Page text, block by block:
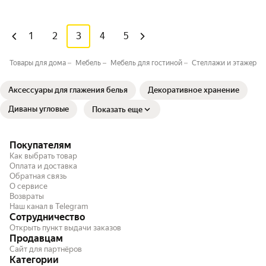
1 2 3 4 5
Товары для дома Мебель Мебель для гостиной Стеллажи и этажерки
Аксессуары для глажения белья Декоративное хранение
Диваны угловые Показать еще
Покупателям
Как выбрать товар
Оплата и доставка
Обратная связь
О сервисе
Возвраты
Наш канал в Telegram
Сотрудничество
Открыть пункт выдачи заказов
Продавцам
Сайт для партнёров
Категории